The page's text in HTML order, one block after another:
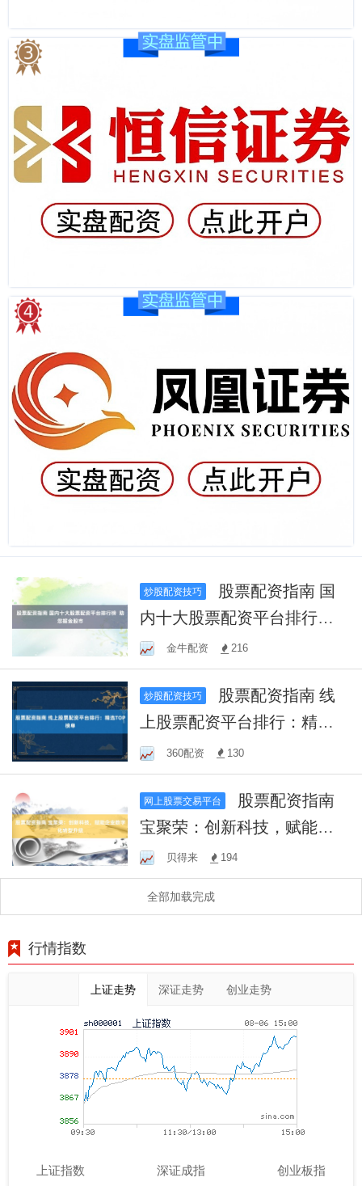
炒股配资技巧
内十大股票配资平台排行榜
助您掘金股市
金牛配资 216
炒股配资技巧
上股票配资平台排行：精选T
OP榜单
360配资 130
网上股票交易平台
宝聚荣：创新科技，赋能企
业数字化转型升级
贝得来 194
全部加载完成
行情指数
上证走势 深证走势 创业走势
上证指数 深证成指 创业板指